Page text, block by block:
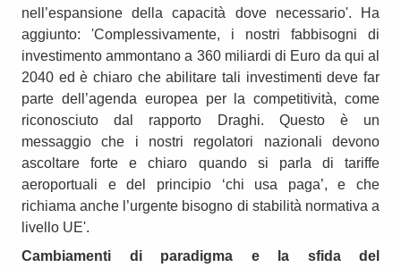
nell’espansione della capacità dove necessario'. Ha
aggiunto: 'Complessivamente, i nostri fabbisogni di
investimento ammontano a 360 miliardi di Euro da qui al
2040 ed è chiaro che abilitare tali investimenti deve far
parte dell’agenda europea per la competitività, come
riconosciuto dal rapporto Draghi. Questo è un
messaggio che i nostri regolatori nazionali devono
ascoltare forte e chiaro quando si parla di tariffe
aeroportuali e del principio ‘chi usa paga’, e che
richiama anche l’urgente bisogno di stabilità normativa a
livello UE'.
Cambiamenti di paradigma e la sfida del